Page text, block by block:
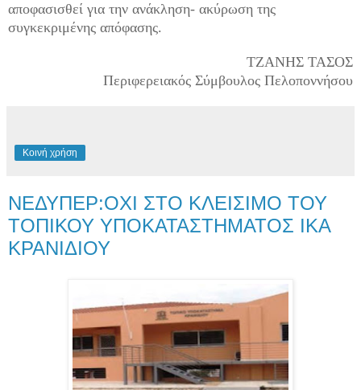
αποφασισθεί για την ανάκληση- ακύρωση της
συγκεκριμένης απόφασης.
ΤΖΑΝΗΣ ΤΑΣΟΣ
Περιφερειακός Σύμβουλος Πελοποννήσου
Κοινή χρήση
ΝΕΔΥΠΕΡ:ΟΧΙ ΣΤΟ ΚΛΕΙΣΙΜΟ ΤΟΥ
ΤΟΠΙΚΟΥ ΥΠΟΚΑΤΑΣΤΗΜΑΤΟΣ ΙΚΑ
ΚΡΑΝΙΔΙΟΥ